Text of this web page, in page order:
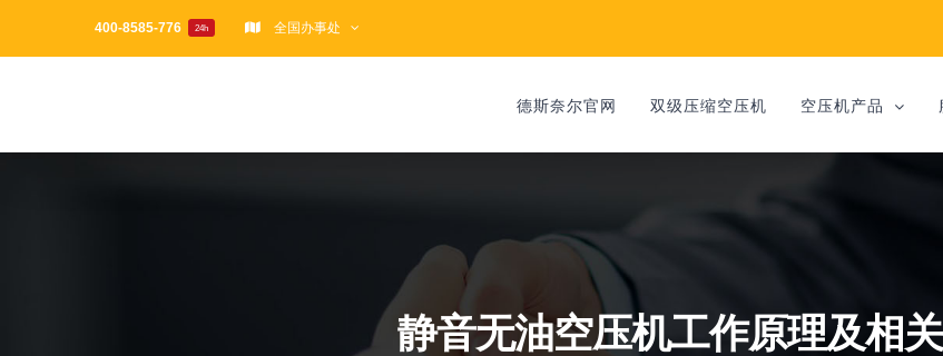
400-8585-776 24h 全国办事处
德斯奈尔官网 双级压缩空压机 空压机产品
静音无油空压机工作原理及相